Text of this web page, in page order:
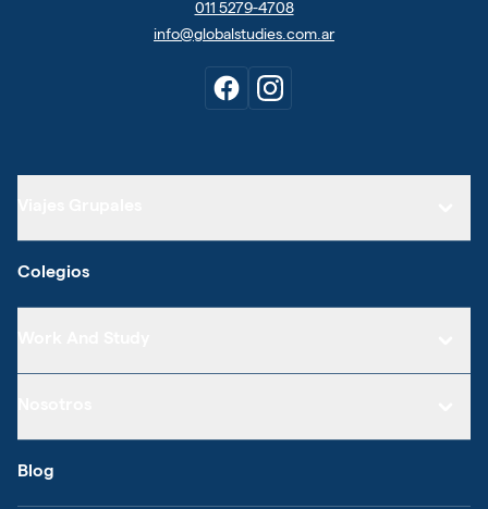
011 5279-4708
info@globalstudies.com.ar
Colegios
Blog